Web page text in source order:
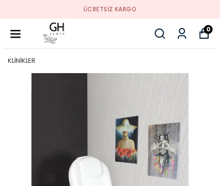
ÜCRETSIZ KARGO
0
KLİNİKLER